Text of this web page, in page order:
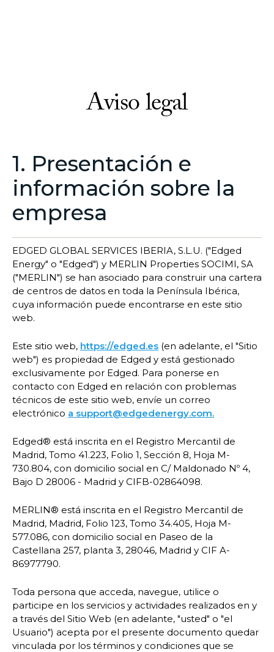
Aviso legal
1. Presentación e
información sobre la
empresa
EDGED GLOBAL SERVICES IBERIA, S.L.U. ("Edged
Energy" o "Edged") y MERLIN Properties SOCIMI, SA
("MERLIN") se han asociado para construir una cartera
de centros de datos en toda la Península Ibérica,
cuya información puede encontrarse en este sitio
web.
Este sitio web, https://edged.es (en adelante, el "Sitio
web") es propiedad de Edged y está gestionado
exclusivamente por Edged. Para ponerse en
contacto con Edged en relación con problemas
técnicos de este sitio web, envíe un correo
electrónico a support@edgedenergy.com.
Edged® está inscrita en el Registro Mercantil de
Madrid, Tomo 41.223, Folio 1, Sección 8, Hoja M-
730.804, con domicilio social en C/ Maldonado Nº 4,
Bajo D 28006 - Madrid y CIFB-02864098.
MERLIN® está inscrita en el Registro Mercantil de
Madrid, Madrid, Folio 123, Tomo 34.405, Hoja M-
577.086, con domicilio social en Paseo de la
Castellana 257, planta 3, 28046, Madrid y CIF A-
86977790.
Toda persona que acceda, navegue, utilice o
participe en los servicios y actividades realizados en y
a través del Sitio Web (en adelante, "usted" o "el
Usuario") acepta por el presente documento quedar
vinculada por los términos y condiciones que se